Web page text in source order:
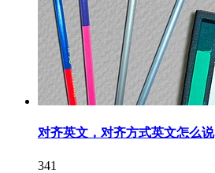
对齐英文，对齐方式英文怎么说
341